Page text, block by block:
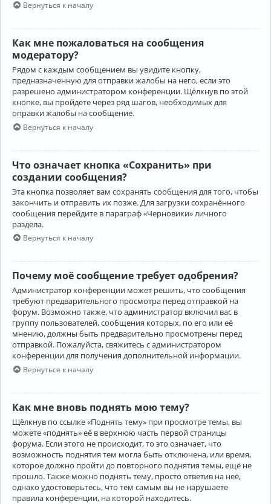
Вернуться к началу
Как мне пожаловаться на сообщения
модератору?
Рядом с каждым сообщением вы увидите кнопку,
предназначенную для отправки жалобы на него, если это
разрешено администратором конференции. Щёлкнув по этой
кнопке, вы пройдёте через ряд шагов, необходимых для
оправки жалобы на сообщение.
Вернуться к началу
Что означает кнопка «Сохранить» при
создании сообщения?
Эта кнопка позволяет вам сохранять сообщения для того, чтобы
закончить и отправить их позже. Для загрузки сохранённого
сообщения перейдите в параграф «Черновики» личного
раздела.
Вернуться к началу
Почему моё сообщение требует одобрения?
Администратор конференции может решить, что сообщения
требуют предварительного просмотра перед отправкой на
форум. Возможно также, что администратор включил вас в
группу пользователей, сообщения которых, по его или её
мнению, должны быть предварительно просмотрены перед
отправкой. Пожалуйста, свяжитесь с администратором
конференции для получения дополнительной информации.
Вернуться к началу
Как мне вновь поднять мою тему?
Щёлкнув по ссылке «Поднять тему» при просмотре темы, вы
можете «поднять» её в верхнюю часть первой страницы
форума. Если этого не происходит, то это означает, что
возможность поднятия тем могла быть отключена, или время,
которое должно пройти до повторного поднятия темы, ещё не
прошло. Также можно поднять тему, просто ответив на неё,
однако удостоверьтесь, что тем самым вы не нарушаете
правила конференции, на которой находитесь.